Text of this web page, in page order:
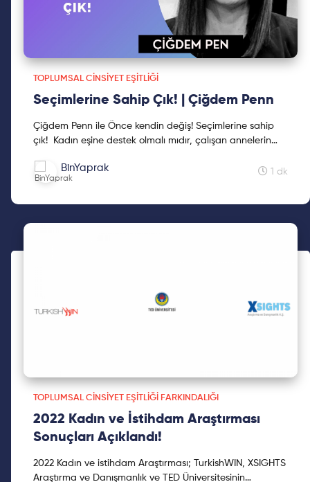
TOPLUMSAL CINSIYET EŞITLIĞI
Seçimlerine Sahip Çık! | Çiğdem Penn
Çiğdem Penn ile Önce kendin değiş! Seçimlerine sahip
çık! Kadın eşine destek olmalı mıdır, çalışan annelerin
BinYaprak 1 dk
TOPLUMSAL CINSIYET EŞITLIĞI FARKINDALIĞI
2022 Kadın ve İstihdam Araştırması
Sonuçları Açıklandı!
2022 Kadın ve istihdam Araştırması; TurkishWIN, XSIGHTS
Araştırma ve Danışmanlık ve TED Üniversitesinin